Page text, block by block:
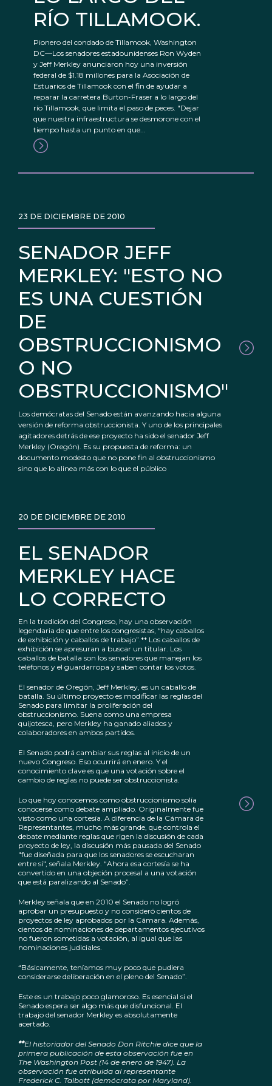
RÍO TILLAMOOK.
Pionero del condado de Tillamook, Washington
DC—Los senadores estadounidenses Ron Wyden
y Jeff Merkley anunciaron hoy una inversión
federal de $1.18 millones para la Asociación de
Estuarios de Tillamook con el fin de ayudar a
reparar la carretera Burton-Fraser a lo largo del
río Tillamook, que limita el paso de peces. "Dejar
que nuestra infraestructura se desmorone con el
tiempo hasta un punto en que...
SENADOR JEFF
MERKLEY: "ESTO NO
ES UNA CUESTIÓN
DE
OBSTRUCCIONISMO
O NO
OBSTRUCCIONISMO"
23 DE DICIEMBRE DE 2010
Los demócratas del Senado están avanzando hacia alguna
versión de reforma obstruccionista. Y uno de los principales
agitadores detrás de ese proyecto ha sido el senador Jeff
Merkley (Oregón). Es su propuesta de reforma: un
documento modesto que no pone fin al obstruccionismo
sino que lo alinea más con lo que el público
EL SENADOR
MERKLEY HACE
LO CORRECTO
20 DE DICIEMBRE DE 2010
En la tradición del Congreso, hay una observación
legendaria de que entre los congresistas, “hay caballos
de exhibición y caballos de trabajo”.** Los caballos de
exhibición se apresuran a buscar un titular. Los
caballos de batalla son los senadores que manejan los
teléfonos y el guardarropa y saben contar los votos.
El senador de Oregón, Jeff Merkley, es un caballo de
batalla. Su último proyecto es modificar las reglas del
Senado para limitar la proliferación del
obstruccionismo. Suena como una empresa
quijotesca, pero Merkley ha ganado aliados y
colaboradores en ambos partidos.
El Senado podrá cambiar sus reglas al inicio de un
nuevo Congreso. Eso ocurrirá en enero. Y el
conocimiento clave es que una votación sobre el
cambio de reglas no puede ser obstruccionista.
Lo que hoy conocemos como obstruccionismo solía
conocerse como debate ampliado. Originalmente fue
visto como una cortesía. A diferencia de la Cámara de
Representantes, mucho más grande, que controla el
debate mediante reglas que rigen la discusión de cada
proyecto de ley, la discusión más pausada del Senado
"fue diseñada para que los senadores se escucharan
entre sí", señala Merkley. “Ahora esa cortesía se ha
convertido en una objeción procesal a una votación
que está paralizando al Senado”.
Merkley señala que en 2010 el Senado no logró
aprobar un presupuesto y no consideró cientos de
proyectos de ley aprobados por la Cámara. Además,
cientos de nominaciones de departamentos ejecutivos
no fueron sometidas a votación, al igual que las
nominaciones judiciales.
“Básicamente, teníamos muy poco que pudiera
considerarse deliberación en el pleno del Senado”.
Este es un trabajo poco glamoroso. Es esencial si el
Senado espera ser algo más que disfuncional. El
trabajo del senador Merkley es absolutamente
acertado.
**El historiador del Senado Don Ritchie dice que la
primera publicación de esta observación fue en
The Washington Post (14 de enero de 1947). La
observación fue atribuida al representante
Frederick C. Talbott (demócrata por Maryland).